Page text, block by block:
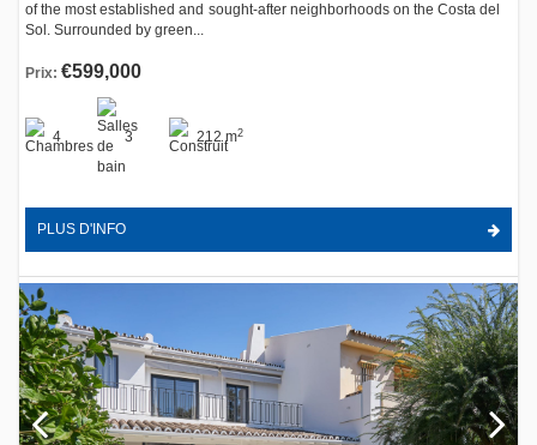
of the most established and sought-after neighborhoods on the Costa del
Sol. Surrounded by green...
Prix: €599,000
4 3 212 m2
PLUS D'INFO